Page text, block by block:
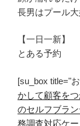
長男はプール大
【一日一新】
とある予約
[su_box title="
かして顧客を
のセルフブラ
務調査対応ケ